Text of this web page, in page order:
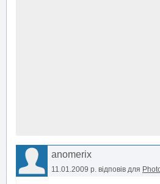
anomerix
11.01.2009 р. відповів для